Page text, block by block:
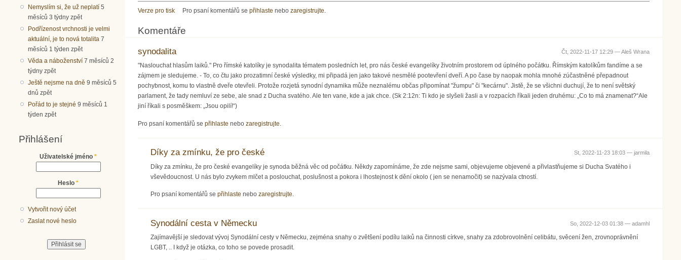
Nemyslím si, že už neplatí 5
měsíců 3 týdny zpět
Podřízenost vrchnosti je velmi
aktuální, je to nová totalita 7
měsíců 1 týden zpět
Věda a náboženství 7 měsíců 2
týdny zpět
Ještě nejsme na dně 9 měsíců 5
dnů zpět
Pořád to je stejné 9 měsíců 1
týden zpět
Přihlášení
Uživatelské jméno *
Heslo *
Vytvořit nový účet
Zaslat nové heslo
Verze pro tisk Pro psaní komentářů sepřihlaste nebozaregistrujte
Komentáře
Čt, 2022-11-17 12:29 —Aleš Wrana
synodalita
"Naslouchat hlasům laiků." Pro římské katolíky je synodalita tématem posledních let, pro nás české evangelíky životním prostorem od úplného počátku. Římským katolíkům fandíme a se
zájmem je sledujeme. - To, co čtu jako prozatimní české výsledky, mi připadá jen jako takové nesmělé pootevření dveří. A po čase by naopak mohla mnohé zúčastněné přepadnout
pochybnost, komu to vlastně dveře otevřeli. Protože rozjetá synodní dynamika může neznalému občas připomínat "žumpu" či "kecárnu". Jistě, že se všichni duchují, že to není světský
parlament, že tady nemluví ze sebe, ale snad z Ducha svatého. Ale ten vane, kde a jak chce. (Sk 2:12n: Ti kdo je slyšeli žasli a v rozpacích říkali jeden druhému: „Co to má znamenat?“Ale
jiní říkali s posměškem: „Jsou opilí!“)
Pro psaní komentářů se přihlaste nebo zaregistrujte.
St, 2022-11-23 18:03 — jarmila
Díky za zmínku, že pro české
Díky za zmínku, že pro české evangelíky je synoda běžná věc od počátku. Někdy zapomínáme, že zde nejsme sami, objevujeme objevené a přivlastňujeme si Ducha Svatého i
vševědoucnost. U nás bylo zvykem mlčet a poslouchat, poslušnost a pokora i lhostejnost k dění okolo ( jen se nenamočit) se nazývala ctností.
Pro psaní komentářů se přihlaste nebo zaregistrujte.
So, 2022-12-03 01:38 — adamhl
Synodální cesta v Německu
Zajímavější je sledovat vývoj Synodální cesty v Německu, zejména snahy o zvětšení podílu laiků na činnosti církve, snahy za zdobrovolnění celibátu, svěcení žen, zrovnoprávnění
LGBT, .. I když je otázka, co toho se povede prosadit.